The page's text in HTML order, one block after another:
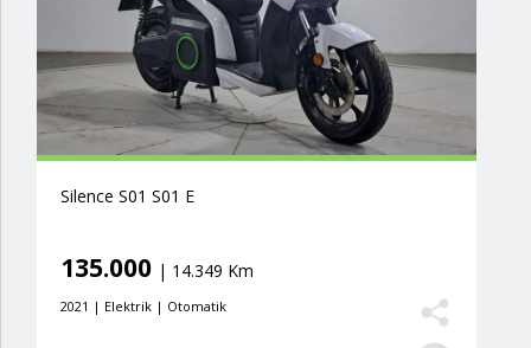
Silence S01 S01 E
135.000 | 14.349 Km
2021 | Elektrik | Otomatik